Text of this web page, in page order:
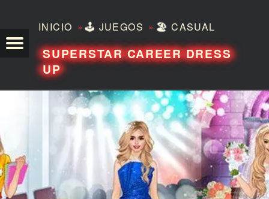
INICIO »🕹️ JUEGOS » 🏖️ CASUAL
SUPERSTAR CAREER DRESS
UP